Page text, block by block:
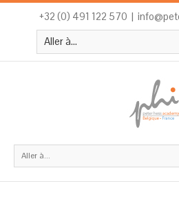
+32 (0) 491 122 570 |
Aller à...
Aller à...